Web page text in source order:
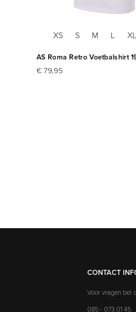
XS S M L XL
AS Roma Retro Voetbalshirt
€ 79,95
CONTACT
Voor vragen bel
085 - 073 01 45